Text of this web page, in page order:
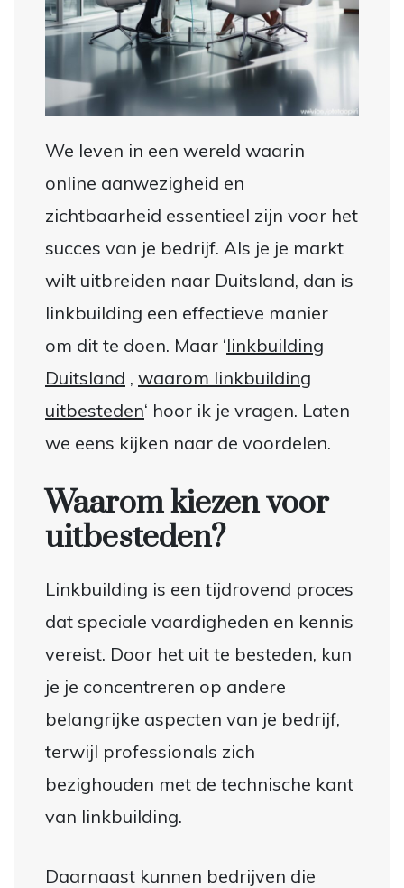
We leven in een wereld waarin
online aanwezigheid en
zichtbaarheid essentieel zijn voor het
succes van je bedrijf. Als je je markt
wilt uitbreiden naar Duitsland, dan is
linkbuilding een effectieve manier
om dit te doen. Maar ‘linkbuilding
Duitsland , waarom linkbuilding
uitbesteden‘ hoor ik je vragen. Laten
we eens kijken naar de voordelen.
Waarom kiezen voor
uitbesteden?
Linkbuilding is een tijdrovend proces
dat speciale vaardigheden en kennis
vereist. Door het uit te besteden, kun
je je concentreren op andere
belangrijke aspecten van je bedrijf,
terwijl professionals zich
bezighouden met de technische kant
van linkbuilding.
Daarnaast kunnen bedrijven die